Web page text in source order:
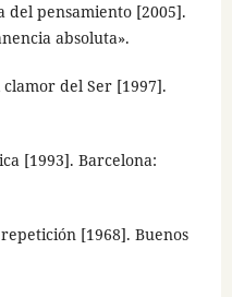
del pensamiento [2005].
absoluta».
del Ser [1997].
[1993]. Barcelona:
[1968]. Buenos